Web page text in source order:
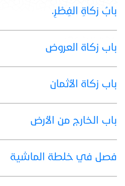
بابُ زكاةِ الفِطْرِ.
باب زكاة العروض
باب زكاة الأثمان
باب الخارج من الأرض
فصل في خلطة الماشية